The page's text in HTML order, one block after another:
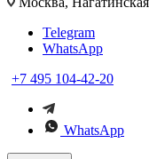
Telegram
WhatsApp
+7 495 104-42-20
WhatsApp